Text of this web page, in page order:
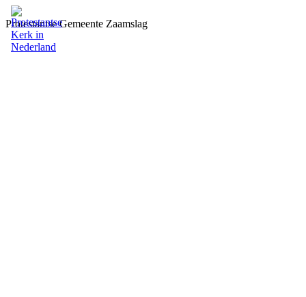
Protestantse Gemeente Zaamslag